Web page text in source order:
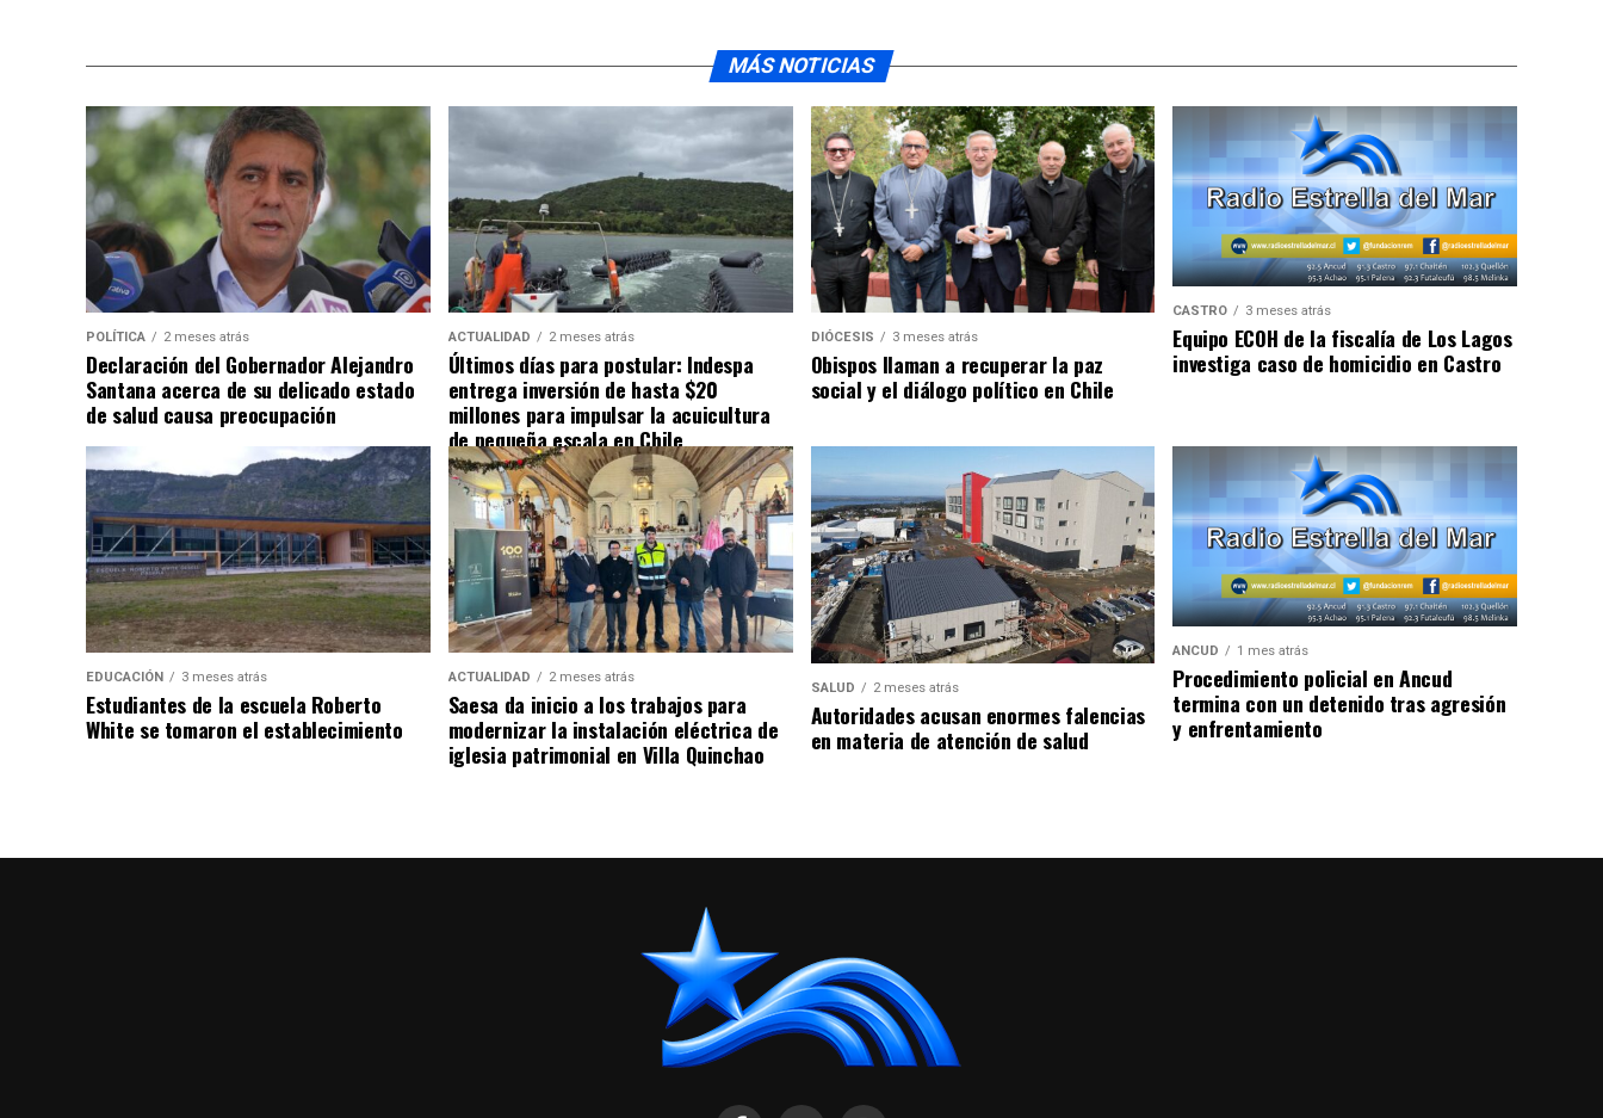
MÁS NOTICIAS
POLÍTICA 2 meses atrás
Declaración del Gobernador Alejandro
Santana acerca de su delicado estado
de salud causa preocupación
ACTUALIDAD 2 meses atrás
Últimos días para postular: Indespa
entrega inversión de hasta $20
millones para impulsar la acuicultura
de pequeña escala en Chile
DIÓCESIS 3 meses atrás
Obispos llaman a recuperar la paz
social y el diálogo político en Chile
CASTRO 3 meses atrás
Equipo ECOH de la fiscalía de Los Lagos
investiga caso de homicidio en Castro
EDUCACIÓN 3 meses atrás
Estudiantes de la escuela Roberto
White se tomaron el establecimiento
ACTUALIDAD 2 meses atrás
Saesa da inicio a los trabajos para
modernizar la instalación eléctrica de
iglesia patrimonial en Villa Quinchao
SALUD 2 meses atrás
Autoridades acusan enormes falencias
en materia de atención de salud
ANCUD 1 mes atrás
Procedimiento policial en Ancud
termina con un detenido tras agresión
y enfrentamiento